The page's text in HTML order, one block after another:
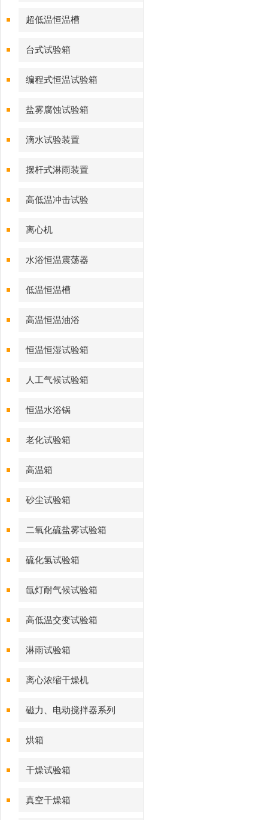
超低温恒温槽
台式试验箱
编程式恒温试验箱
盐雾腐蚀试验箱
滴水试验装置
摆杆式淋雨装置
高低温冲击试验
离心机
水浴恒温震荡器
低温恒温槽
高温恒温油浴
恒温恒湿试验箱
人工气候试验箱
恒温水浴锅
老化试验箱
高温箱
砂尘试验箱
二氧化硫盐雾试验箱
硫化氢试验箱
氙灯耐气候试验箱
高低温交变试验箱
淋雨试验箱
离心浓缩干燥机
磁力、电动搅拌器系列
烘箱
干燥试验箱
真空干燥箱